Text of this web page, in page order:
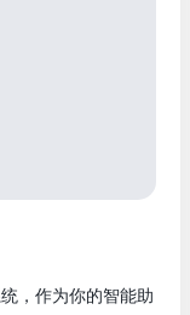
，作为你的智能助